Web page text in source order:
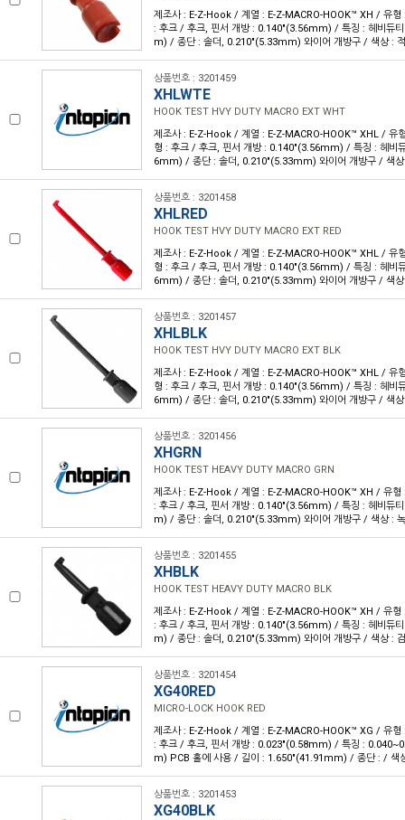
제조사 : E-Z-Hook / 계열 : E-Z-MACRO-HOOK™ XH / 유형
: 후크 / 후크, 핀서 개방 : 0.140"(3.56mm) / 특징 : 헤비듀
m) / 종단 : 솔더, 0.210"(5.33mm) 와이어 개방구 / 색상 :
상품번호 : 3201459
XHLWTE
HOOK TEST HVY DUTY MACRO EXT WHT
제조사 : E-Z-Hook / 계열 : E-Z-MACRO-HOOK™ XHL / 유
형 : 후크 / 후크, 핀서 개방 : 0.140"(3.56mm) / 특징 : 헤비
6mm) / 종단 : 솔더, 0.210"(5.33mm) 와이어 개방구 / 색
상품번호 : 3201458
XHLRED
HOOK TEST HVY DUTY MACRO EXT RED
제조사 : E-Z-Hook / 계열 : E-Z-MACRO-HOOK™ XHL / 유
형 : 후크 / 후크, 핀서 개방 : 0.140"(3.56mm) / 특징 : 헤비
6mm) / 종단 : 솔더, 0.210"(5.33mm) 와이어 개방구 / 색
상품번호 : 3201457
XHLBLK
HOOK TEST HVY DUTY MACRO EXT BLK
제조사 : E-Z-Hook / 계열 : E-Z-MACRO-HOOK™ XHL / 유
형 : 후크 / 후크, 핀서 개방 : 0.140"(3.56mm) / 특징 : 헤비
6mm) / 종단 : 솔더, 0.210"(5.33mm) 와이어 개방구 / 색
상품번호 : 3201456
XHGRN
HOOK TEST HEAVY DUTY MACRO GRN
제조사 : E-Z-Hook / 계열 : E-Z-MACRO-HOOK™ XH / 유형
: 후크 / 후크, 핀서 개방 : 0.140"(3.56mm) / 특징 : 헤비듀
m) / 종단 : 솔더, 0.210"(5.33mm) 와이어 개방구 / 색상 :
상품번호 : 3201455
XHBLK
HOOK TEST HEAVY DUTY MACRO BLK
제조사 : E-Z-Hook / 계열 : E-Z-MACRO-HOOK™ XH / 유형
: 후크 / 후크, 핀서 개방 : 0.140"(3.56mm) / 특징 : 헤비듀
m) / 종단 : 솔더, 0.210"(5.33mm) 와이어 개방구 / 색상 :
상품번호 : 3201454
XG40RED
MICRO-LOCK HOOK RED
제조사 : E-Z-Hook / 계열 : E-Z-MACRO-HOOK™ XG / 유형
: 후크 / 후크, 핀서 개방 : 0.023"(0.58mm) / 특징 :
m) PCB 홀에 사용 / 길이 : 1.650"(41.91mm) / 종단 : / 색
상품번호 : 3201453
XG40BLK